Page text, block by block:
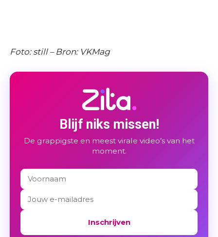
Foto: still – Bron: VKMag
Blijf niks missen!
De grappigste en meest virale video’s van het
moment.
Inschrijven